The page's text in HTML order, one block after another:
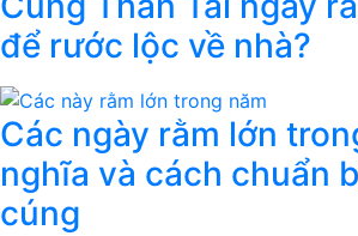
để rước lộc về nhà?
Các ngày rằm lớn
nghĩa và cách chuẩn
cúng